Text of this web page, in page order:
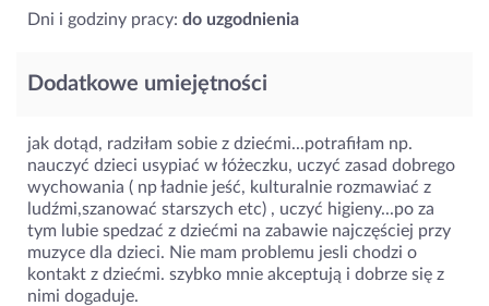
Dni i godziny pracy: do uzgodnienia
Dodatkowe umiejętności
jak dotąd, radziłam sobie z dziećmi...potrafiłam np.
nauczyć dzieci usypiać w łóżeczku, uczyć zasad dobrego
wychowania ( np ładnie jeść, kulturalnie rozmawiać z
ludźmi,szanować starszych etc) , uczyć higieny...po za
tym lubie spedzać z dziećmi na zabawie najczęściej przy
muzyce dla dzieci. Nie mam problemu jesli chodzi o
kontakt z dziećmi. szybko mnie akceptują i dobrze się z
nimi dogaduje.